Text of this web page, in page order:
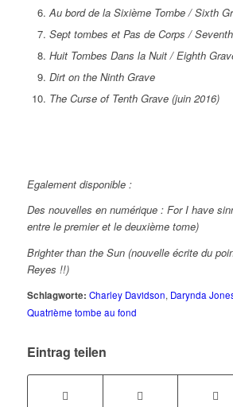
Au bord de la Sixième Tombe / Sixth
Sept tombes et Pas de Corps/
Huit Tombes Dans la Nuit / Eighth
Dirt on the Ninth Grave
The Curse of Tenth Grave (juin 2016)
Egalement disponible :
Des nouvelles en numérique : For I have
entre le premier et le deuxième tome)
Brighter than the Sun (nouvelle écrite du
Reyes !!)
Schlagworte: Charley Davidson, Darynda
Quatrième tombe au fond
Eintrag teilen